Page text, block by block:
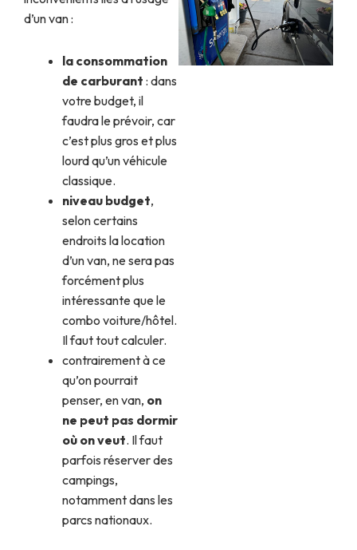
d’un van :
la consommation
de carburant : dans
votre budget, il
faudra le prévoir, car
c’est plus gros et plus
lourd qu’un véhicule
classique.
niveau budget,
selon certains
endroits la location
d’un van, ne sera pas
forcément plus
intéressante que le
combo voiture/hôtel.
Il faut tout calculer.
contrairement à ce
qu’on pourrait
penser, en van, on
ne peut pas dormir
où on veut. Il faut
parfois réserver des
campings,
notamment dans les
parcs nationaux.